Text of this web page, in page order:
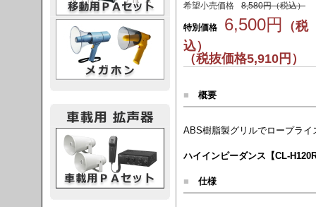
希望小売価格
8,580円（税込）
特別価格 6,500円 （税
込）
（税抜価格5,910円）
■ 概要
ABS樹脂製グリルでロープラ
ハイインピーダンス【CL-
■ 仕様